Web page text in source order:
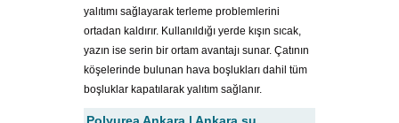
yalıtımı sağlayarak terleme problemlerini
ortadan kaldırır. Kullanıldığı yerde kışın sıcak,
yazın ise serin bir ortam avantajı sunar. Çatının
köşelerinde bulunan hava boşlukları dahil tüm
boşluklar kapatılarak yalıtım sağlanır.